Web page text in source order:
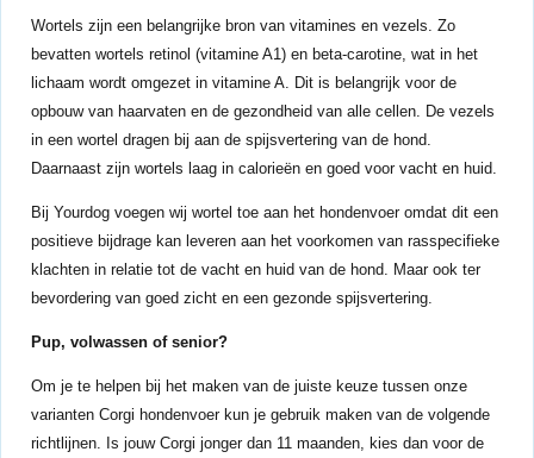
Wortels zijn een belangrijke bron van vitamines en vezels. Zo
bevatten wortels retinol (vitamine A1) en beta-carotine, wat in het
lichaam wordt omgezet in vitamine A. Dit is belangrijk voor de
opbouw van haarvaten en de gezondheid van alle cellen. De vezels
in een wortel dragen bij aan de spijsvertering van de hond.
Daarnaast zijn wortels laag in calorieën en goed voor vacht en huid.
Bij Yourdog voegen wij wortel toe aan het hondenvoer omdat dit een
positieve bijdrage kan leveren aan het voorkomen van rasspecifieke
klachten in relatie tot de vacht en huid van de hond. Maar ook ter
bevordering van goed zicht en een gezonde spijsvertering.
Pup, volwassen of senior?
Om je te helpen bij het maken van de juiste keuze tussen onze
varianten Corgi hondenvoer kun je gebruik maken van de volgende
richtlijnen. Is jouw Corgi jonger dan 11 maanden, kies dan voor de